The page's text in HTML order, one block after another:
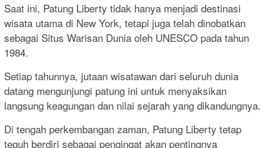
Saat ini, Patung Liberty tidak hanya menjadi destinasi
wisata utama di New York, tetapi juga telah dinobatkan
sebagai Situs Warisan Dunia oleh UNESCO pada tahun
1984.
Setiap tahunnya, jutaan wisatawan dari seluruh dunia
datang mengunjungi patung ini untuk menyaksikan
langsung keagungan dan nilai sejarah yang dikandungnya.
Di tengah perkembangan zaman, Patung Liberty tetap
teguh berdiri sebagai pengingat akan pentingnya